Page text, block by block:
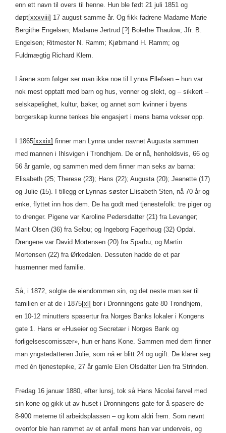
enn ett navn til overs til henne. Hun ble født 21 juli 1851 og
døpt[xxxviii] 17 august samme år. Og fikk fadrene Madame Marie
Bergithe Engelsen; Madame Jertrud [?] Bolethe Thaulow; Jfr. B.
Engelsen; Ritmester N. Ramm; Kjøbmand H. Ramm; og
Fuldmægtig Richard Klem.
I årene som følger ser man ikke noe til Lynna Ellefsen – hun var
nok mest opptatt med barn og hus, venner og slekt, og – sikkert –
selskapelighet, kultur, bøker, og annet som kvinner i byens
borgerskap kunne tenkes ble engasjert i mens barna vokser opp.
I 1865[xxxix] finner man Lynna under navnet Augusta sammen
med mannen i Ihlsvigen i Trondhjem. De er nå, henholdsvis, 66 og
56 år gamle, og sammen med dem finner man seks av barna:
Elisabeth (25; Therese (23); Hans (22); Augusta (20); Jeanette (17)
og Julie (15). I tillegg er Lynnas søster Elisabeth Sten, nå 70 år og
enke, flyttet inn hos dem. De ha godt med tjenestefolk: tre piger og
to drenger. Pigene var Karoline Pedersdatter (21) fra Levanger;
Marit Olsen (36) fra Selbu; og Ingeborg Fagerhoug (32) Opdal.
Drengene var David Mortensen (20) fra Sparbu; og Martin
Mortensen (22) fra Ørkedalen. Dessuten hadde de et par
husmenner med familie.
Så, i 1872, solgte de eiendommen sin, og det neste man ser til
familien er at de i 1875[xl] bor i Dronningens gate 80 Trondhjem,
en 10-12 minutters spasertur fra Norges Banks lokaler i Kongens
gate 1. Hans er «Huseier og Secretær i Norges Bank og
forligelsescomissær», hun er hans Kone. Sammen med dem finner
man yngstedatteren Julie, som nå er blitt 24 og ugift. De klarer seg
med én tjenestepike, 27 år gamle Elen Olsdatter Lien fra Strinden.
Fredag 16 januar 1880, efter lunsj, tok så Hans Nicolai farvel med
sin kone og gikk ut av huset i Dronningens gate for å spasere de
8-900 meterne til arbeidsplassen – og kom aldri frem. Som nevnt
ovenfor ble han rammet av et anfall mens han var underveis, og